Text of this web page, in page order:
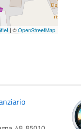
| ©OpenStreetMap